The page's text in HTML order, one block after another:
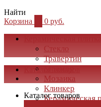
Найти
Корзина
0 руб.
Стекло
Травертин
Мрамор
Мозаика
Клинкер
Керамическая
Каталог товаров
Каталог товаров